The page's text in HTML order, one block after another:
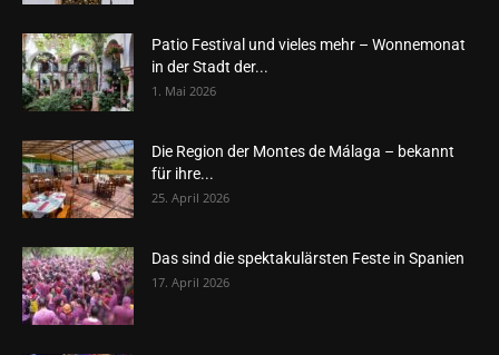
Patio Festival und vieles mehr – Wonnemonat
in der Stadt der...
1. Mai 2026
Die Region der Montes de Málaga – bekannt
für ihre...
25. April 2026
Das sind die spektakulärsten Feste in Spanien
17. April 2026